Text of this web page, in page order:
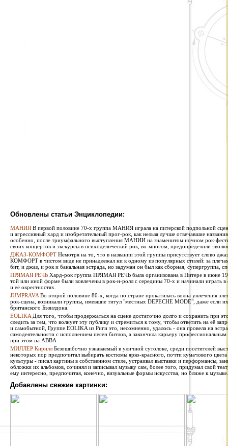
Обновлены статьи Энциклопедии:
МАНИЯ В первой половине 70-х группа МАНИЯ играла на питерской подпольной
и агрессивный хард и изобретательный прог-рок, как нельзя лучше отвечавшие
особенно, после триумфального выступления МАНИИ на знаменитом ночном рок-
своих концертов и экскурсы в психоделический рок, во-многом, предопределили
ДЖАЗ-КОМФОРТ Немотря на то, что в названии этой группы присутствует слово
КОМФОРТ в чистом виде не принадлежал ни к одному из популярных стилей: за
бит, и джаз, и рок и банальная эстрада, но задуман он был как сборная, супергруппа,
ПРЯМАЯ РЕЧЬ Хард-рок группа ПРЯМАЯ РЕЧЬ была организована в Питере в июне
той или иной форме были вовлечены в рок-н-ролл с середины 70-х и начинали играть
и её окрестностях.
JUMPRAVA Во второй половине 80-х, когда по стране прокатилась волна увлечения
рок-сцена, возникали группы, имевшие титул "местных DEPECHE MODE", даже если
британского Бэзилдона.
EOLIKA Для того, чтобы продержаться на сцене достаточно долго и сохранить при
следить за тем, что волнует эту публику и стремиться к тому, чтобы ответить на её
и самобытной, Группе EOLIKA из Риги это, несомненно, удалось - она провела на
самодеятельности с исполнением песен битлов, а закончила карьеру
при этом на ABBA.
МИЛЛЕР Кирилл Безошибочно узнаваемый в уличной сутолоке, среди посетителей
некоторых пор предпочитал выбирать костюмы ярко-красного, почти кумачового
культуры - писал картины в собственном стиле, устраивал выставки и перформансы,
обложки их альбомов, сочинял и записывал музыку сам, более того, придумал свой
ему интересно, предпочитая, конечно, визуальные формы искусства, но ближе к музыке.
Добавлены свежие картинки: